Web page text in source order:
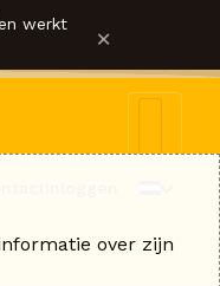
werkt ×
over zijn